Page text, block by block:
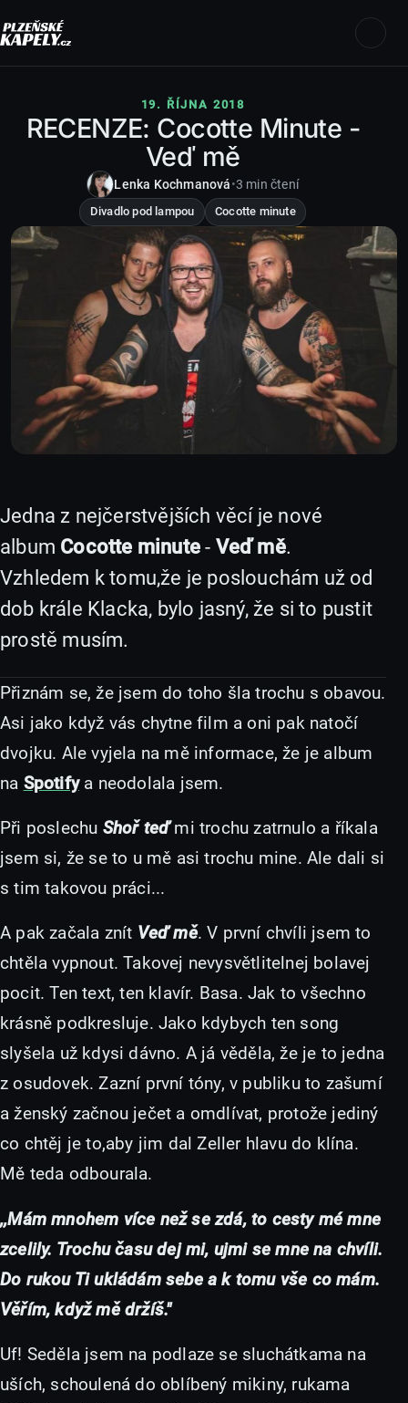
19. ŘÍJNA 2018
RECENZE: Cocotte Minute -
Veď mě
Lenka Kochmanová•3 min čtení
Divadlo pod lampou Cocotte minute
Jedna z nejčerstvějších věcí je nové
album Cocotte minute- Veď mě.
Vzhledem k tomu,že je poslouchám už od
dob krále Klacka, bylo jasný, že si to pustit
prostě musím.
Přiznám se, že jsem do toho šla trochu s obavou.
Asi jako když vás chytne film a oni pak natočí
dvojku. Ale vyjela na mě informace, že je album
na Spotifya neodolala jsem.
Při poslechu Shoř teďmi trochu zatrnulo a říkala
jsem si, že se to u mě asi trochu mine. Ale dali si
s tim takovou práci...
A pak začala znít Veď mě. V první chvíli jsem to
chtěla vypnout. Takovej nevysvětlitelnej bolavej
pocit. Ten text, ten klavír. Basa. Jak to všechno
krásně podkresluje. Jako kdybych ten song
slyšela už kdysi dávno. A já věděla, že je to jedna
z osudovek. Zazní první tóny, v publiku to zašumí
a ženský začnou ječet a omdlívat, protože jediný
co chtěj je to,aby jim dal Zeller hlavu do klína.
Mě teda odbourala.
,,Mám mnohem více než se zdá, to cesty mé mne
zcelily. Trochu času dej mi, ujmi se mne na chvíli.
Do rukou Ti ukládám sebe a k tomu vše co mám.
Věřím, když mě držíš."
Uf! Seděla jsem na podlaze se sluchátkama na
uších, schoulená do oblíbený mikiny, rukama